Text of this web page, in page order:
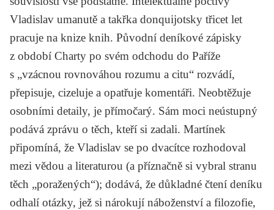
Vladislav umanutě a takřka donquijotsky třicet let
pracuje na knize knih. Původní deníkové zápisky
z období Charty po svém odchodu do Paříže
s „vzácnou rovnováhou rozumu a citu“ rozvádí,
přepisuje, cizeluje a opatřuje komentáři. Neobtěžuje
osobními detaily, je přímočarý. Sám moci neústupný
podává zprávu o těch, kteří si zadali. Martínek
připomíná, že Vladislav se po dvacítce rozhodoval
mezi vědou a literaturou (a příznačně si vybral stranu
těch „poražených“); dodává, že důkladné čtení deníku
odhalí otázky, jež si nárokují náboženství a filozofie,